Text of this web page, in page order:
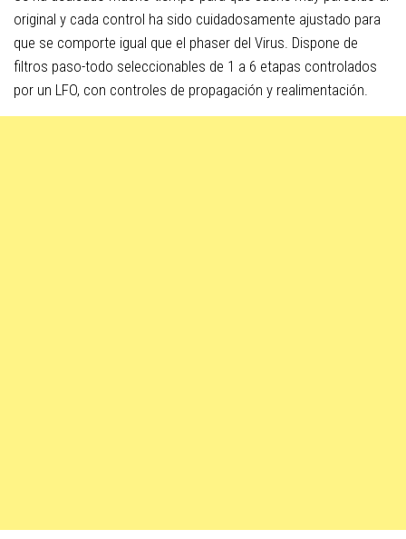
original y cada control ha sido cuidadosamente ajustado para
que se comporte igual que el phaser del Virus. Dispone de
filtros paso-todo seleccionables de 1 a 6 etapas controlados
por un LFO, con controles de propagación y realimentación.